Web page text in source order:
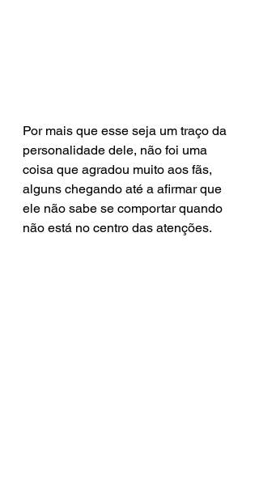
Por mais que esse seja um traço da
personalidade dele, não foi uma
coisa que agradou muito aos fãs,
alguns chegando até a afirmar que
ele não sabe se comportar quando
não está no centro das atenções.